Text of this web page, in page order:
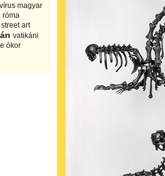
magyar
róma
street art
vatikáni
ókor